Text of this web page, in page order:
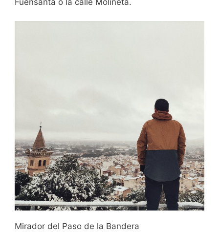
Fuensanta o la calle Molineta.
Mirador del Paso de la Bandera